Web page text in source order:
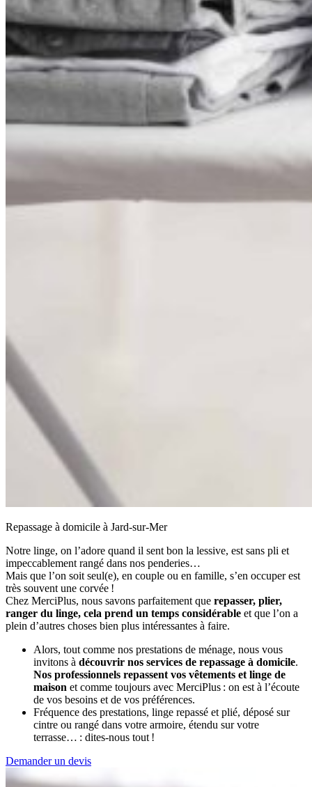
Repassage à domicile à Jard-sur-Mer
Notre linge, on l’adore quand il sent bon la lessive, est sans pli et
impeccablement rangé dans nos penderies…
Mais que l’on soit seul(e), en couple ou en famille, s’en occuper est
très souvent une corvée !
Chez MerciPlus, nous savons parfaitement que repasser, plier,
ranger du linge, cela prend un temps considérable et que l’on a
plein d’autres choses bien plus intéressantes à faire.
Alors, tout comme nos prestations de ménage, nous vous
invitons à découvrir nos services de repassage à domicile.
Nos professionnels repassent vos vêtements et linge de
maison et comme toujours avec MerciPlus : on est à l’écoute
de vos besoins et de vos préférences.
Fréquence des prestations, linge repassé et plié, déposé sur
cintre ou rangé dans votre armoire, étendu sur votre
terrasse… : dites-nous tout !
Demander un devis